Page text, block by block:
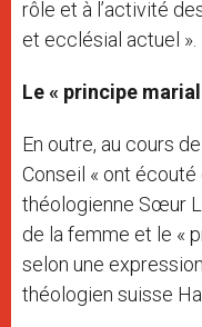
rôle et à l’activité
et ecclésial actuel ».
Le « principe
En outre, au cours
Conseil « ont
théologienne Sœur
de la femme et le «
selon une
théologien suisse